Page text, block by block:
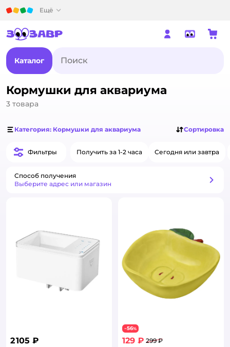
Ещё
Каталог
Кормушки для аквариума
3 товара
Категория: Кормушки для аквариума Сортировка
Фильтры Получить за 1-2 часа Сегодня или завтра
Способ получения
Выберите адрес или магазин
2 105 ₽
−56%
129 ₽ 299 ₽